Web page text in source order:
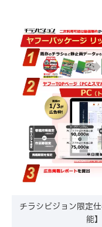
チラシビジョン限定
能